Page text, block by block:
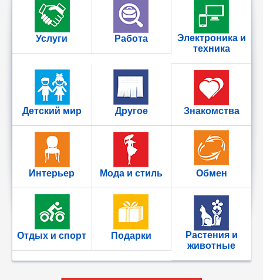
Услуги Работа Электроника и
техника
Детский мир Другое Знакомства
Интерьер Мода и стиль Обмен
Отдых и спорт Подарки Растения и
животные